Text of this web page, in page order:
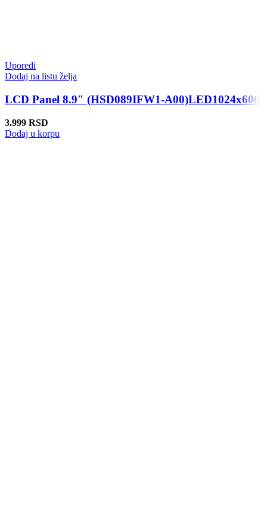
Uporedi
Dodaj na listu želja
LCD Panel 8.9″ (HSD089IFW1-A00)LED1024x600
3.999 RSD
Dodaj u korpu